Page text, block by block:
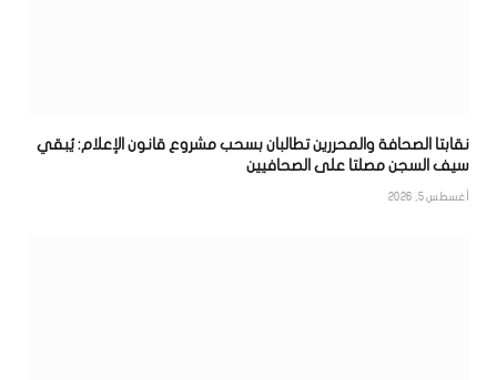
نقابتا الصحافة والمحررين تطالبان بسحب مشروع قانون الإعلام: يُبقي
سيف السجن مصلتا على الصحافيين
أغسطس 5, 2026